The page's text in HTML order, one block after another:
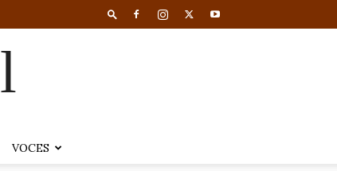
VOCES